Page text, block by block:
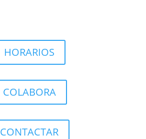
HORARIOS
COLABORA
CONTACTAR